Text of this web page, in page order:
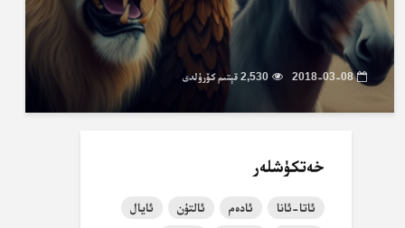
2018-03-08 2,530 قېتىم كۆرۈلدى
خەتكۈشلەر
ئاتا-ئانا ئادەم ئالتۇن
ئايال